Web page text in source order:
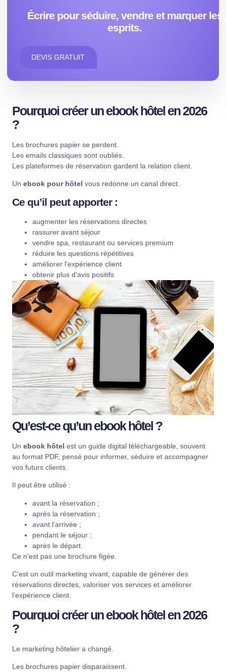
Écrire pour séduire, vendre et marquer les
esprits.
DEVIS GRATUIT
Pourquoi créer un ebook hôtel en 2026
?
Les brochures papier se perdent.
Les emails classiques sont oubliés.
Les plateformes de réservation gardent la relation client.
Un ebook pour hôtel vous redonne un canal direct.
Ce qu’il peut apporter :
augmenter les réservations directes
rassurer avant séjour
vendre spa, restaurant ou services premium
réduire les questions répétitives
améliorer l’expérience client
obtenir plus d’avis positifs
Qu’est-ce qu’un ebook hôtel ?
Un ebook hôtel est un guide digital téléchargeable, souvent
au format PDF, pensé pour informer, séduire et accompagner
vos futurs clients.
Il peut être utilisé :
avant la réservation ;
après la réservation ;
avant l’arrivée ;
pendant le séjour ;
après le départ.
Ce n’est pas une brochure figée.
C’est un outil marketing vivant, capable de générer des
réservations directes, valoriser vos services et améliorer
l’expérience client.
Pourquoi créer un ebook hôtel en 2026
?
Le marketing hôtelier a changé.
Les brochures papier disparaissent.